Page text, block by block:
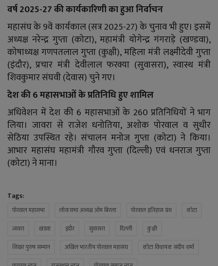
वर्ष 2025-27 की कार्यकारिणी का हुआ निर्वाचन
महासंघ के 9वें कार्यकाल (सत्र 2025-27) के चुनाव भी हुए। इसमें
अध्यक्ष नरेन्द्र गुप्ता (कोटा), महामंत्री योगेन्द्र गंगराड़े (खण्डवा),
कोषाध्यक्ष गणपतलाल गुप्ता (कुक्षी), महिला मंत्री लक्ष्मीदेवी गुप्ता
(इंदौर), प्रचार मंत्री देवीलाल फरक्या (सुवासरा), स्वास्थ मंत्री
शिवकुमार संघवी (देवास) चुने गए।
देश की 6 महासभाओं के प्रतिनिधि हुए शामिल
अधिवेशन में देश की 6 महासभाओं के 260 प्रतिनिधियों ने भाग
लिया। जावरा से राजेश धनोतिया, अशोक पोरवाल व सुधीर
सेठिया उपस्थित रहे। संचालन मनोज गुप्ता (कोटा) ने किया।
आभार महासंघ महामंत्री गौरव गुप्ता (दिल्ली) एवं धनराज गुप्ता
(कोटा) ने माना।
Tags:
पोरवाल महासभा लोकसभा अध्यक्ष ओम बिरला पोरवाल इतिहास ग्रंथ
कोटा
जावरा
खंडवा इंदौर सुवासरा दिल्ली
कुक्षी
शिखर पुरुष सम्मान
अखिल भारतीय पोरवाल महासंघ
कोटा विधायक संदीप शर्मा